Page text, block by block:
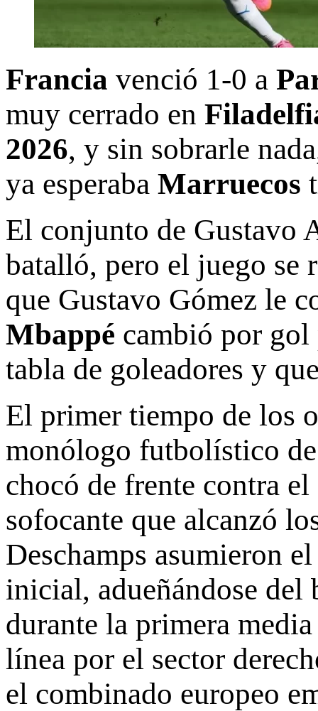
Francia venció 1-0 a
muy cerrado en
2026, y sin sobrarle
ya esperaba Marruecos
El conjunto de Gustavo
batalló, pero el juego se
que Gustavo Gómez le
Mbappé cambió por gol
tabla de goleadores y
El primer tiempo de los
monólogo futbolístico
chocó de frente contra
sofocante que alcanzó
Deschamps asumieron
inicial, adueñándose del
durante la primera
línea por el sector
el combinado europeo